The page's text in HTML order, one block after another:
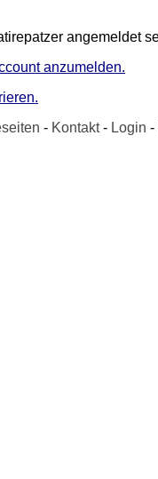
angemeldet
anzumelden.
- Kontakt- Login -